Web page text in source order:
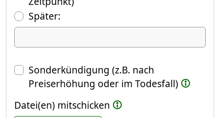
Später:(Fokus springt automatisch ins
Datum
Sonderkündigung (z.B. nach
Preiserhöhung oder im Todesfall)
Datei(en) mitschicken